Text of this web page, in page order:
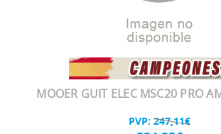
MOOER GUIT ELEC MSC20 PRO
PVP: 247,11€